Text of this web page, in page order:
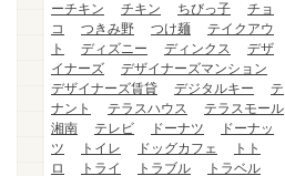
ーチキン
チキン ちびっ子
チョ
コ
つきみ野 つけ麺
テイクアウ
ト
ディズニー ディンクス
デザ
イナーズ
デザイナーズマンション
デザイナーズ賃貸
デジタルキー
テ
ナント
テラスハウス
テラスモール
湘南
テレビ ドーナツ
ドーナッ
ツ
トイレ ドッグカフェ
トト
ロ
トライ トラブル
トラベル